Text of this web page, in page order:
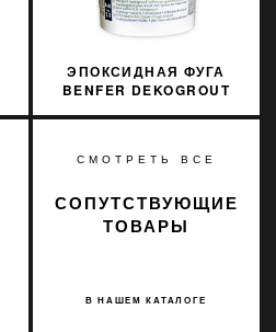
ЭПОКСИДНАЯ ФУГА
BENFER DEKOGROUT
СМОТРЕТЬ ВСЕ
В НАШЕМ КАТАЛОГЕ
СОПУТСТВУЮЩИЕ
ТОВАРЫ